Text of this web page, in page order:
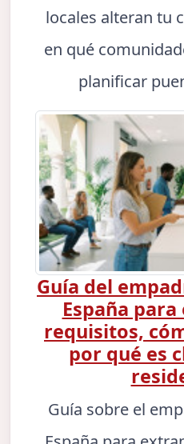
locales alteran tu
en qué
planificar
Guía del
España
requisitos,
por qué es
Guía sobre el